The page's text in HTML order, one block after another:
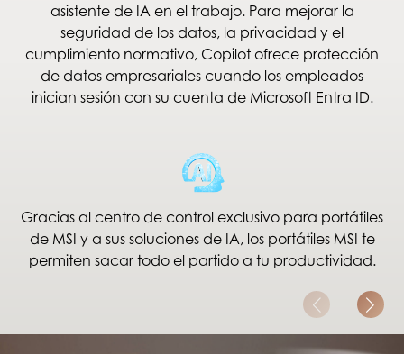
asistente de IA en el trabajo. Para mejorar la
seguridad de los datos, la privacidad y el
cumplimiento normativo, Copilot ofrece protección
de datos empresariales cuando los empleados
inician sesión con su cuenta de Microsoft Entra ID.
Gracias al centro de control exclusivo para portátiles
de MSI y a sus soluciones de IA, los portátiles MSI te
permiten sacar todo el partido a tu productividad.